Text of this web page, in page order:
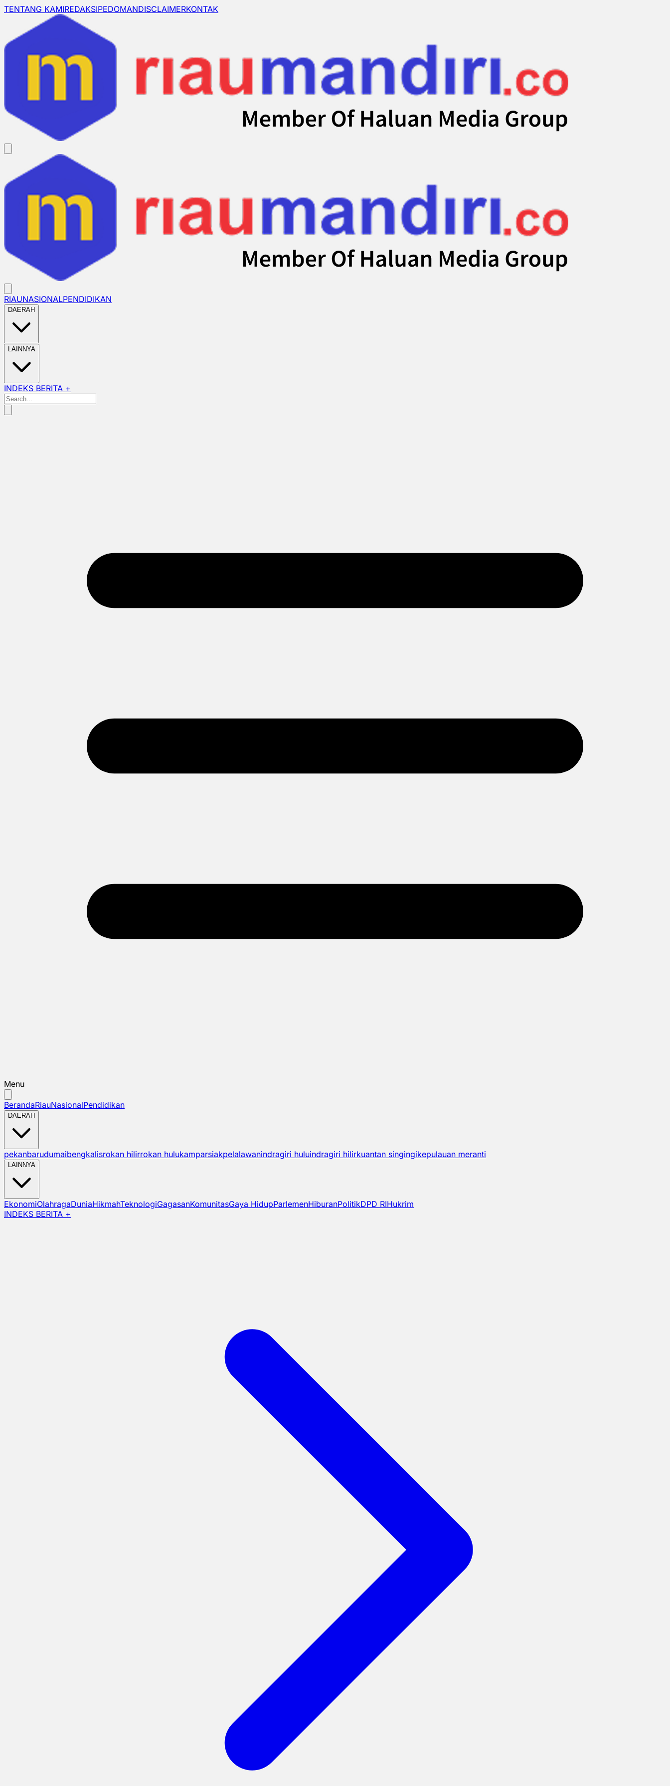
TENTANG KAMIREDAKSIPEDOMANDISCLAIMERKONTAK
RIAUNASIONALPENDIDIKAN
DAERAH
LAINNYA
INDEKS BERITA +
Menu
BerandaRiauNasionalPendidikan
DAERAH
pekanbarudumaibengkalisrokan hilirrokan hulukamparsiakpelalawanindragiri huluindragiri hilirkuantan singingikepulauan meranti
LAINNYA
EkonomiOlahragaDuniaHikmahTeknologiGagasanKomunitasGaya HidupParlemenHiburanPolitikDPD RIHukrim
INDEKS BERITA +